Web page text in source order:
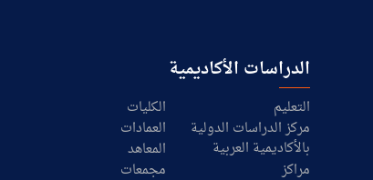
الدراسات الأكاديمية
التعليم
الكليات
مركز الدراسات الدولية
بالأكاديمية العربية
العمادات
المعاهد
مراكز
مجمعات